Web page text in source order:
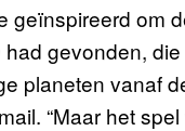
geïnspireerd om
had gevonden,
planeten vanaf
“Maar het